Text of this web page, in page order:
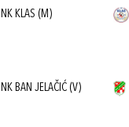
NK KLAS (M)
NK BAN JELAČIĆ (V)